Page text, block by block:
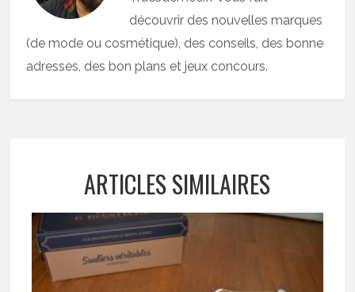
découvrir des nouvelles marques
(de mode ou cosmétique), des conseils, des bonne
adresses, des bon plans et jeux concours.
ARTICLES SIMILAIRES